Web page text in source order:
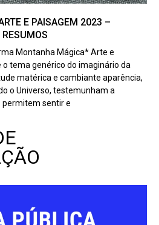
E PAISAGEM 2023 –
RESUMOS
Montanha Mágica* Arte e
tema genérico do imaginário da
matérica e cambiante aparência,
o Universo, testemunham a
sentir e